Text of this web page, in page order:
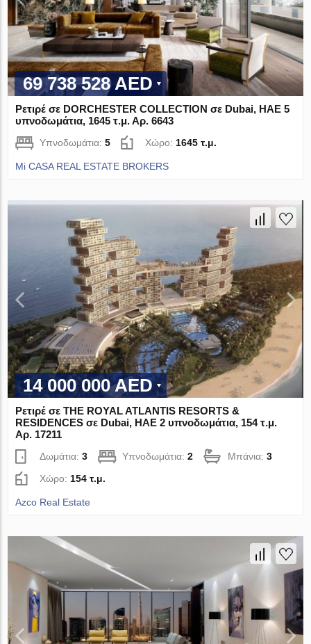
69 738 528 AED
Ρετιρέ σε DORCHESTER COLLECTION σε Dubai, ΗΑΕ 5
υπνοδωμάτια, 1645 τ.μ. Αρ. 6643
Υπνοδωμάτια:5 Χώρο:1645 τ.μ.
Mi CASA REAL ESTATE BROKERS
14 000 000 AED
Ρετιρέ σε THE ROYAL ATLANTIS RESORTS &
RESIDENCES σε Dubai, ΗΑΕ 2 υπνοδωμάτια, 154 τ.μ.
Αρ. 17211
Δωμάτια:3 Υπνοδωμάτια:2 Μπάνια:3
Χώρο: 154 τ.μ.
Azco Real Estate